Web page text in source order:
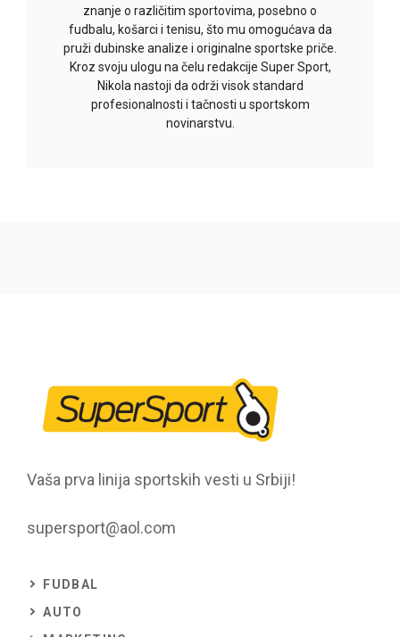
znanje o različitim sportovima, posebno o
fudbalu, košarci i tenisu, što mu omogućava da
pruži dubinske analize i originalne sportske priče.
Kroz svoju ulogu na čelu redakcije Super Sport,
Nikola nastoji da održi visok standard
profesionalnosti i tačnosti u sportskom
novinarstvu.
Vaša prva linija sportskih vesti u Srbiji!
supersport@aol.com
FUDBAL
AUTO